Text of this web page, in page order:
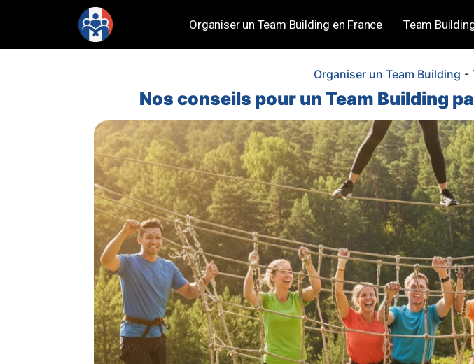
Organiser un Team Building en France Team
Organiser un Team Building -
Nos conseils pour un Team Building